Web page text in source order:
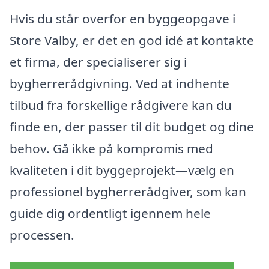
Hvis du står overfor en byggeopgave i
Store Valby, er det en god idé at kontakte
et firma, der specialiserer sig i
bygherrerådgivning. Ved at indhente
tilbud fra forskellige rådgivere kan du
finde en, der passer til dit budget og dine
behov. Gå ikke på kompromis med
kvaliteten i dit byggeprojekt—vælg en
professionel bygherrerådgiver, som kan
guide dig ordentligt igennem hele
processen.